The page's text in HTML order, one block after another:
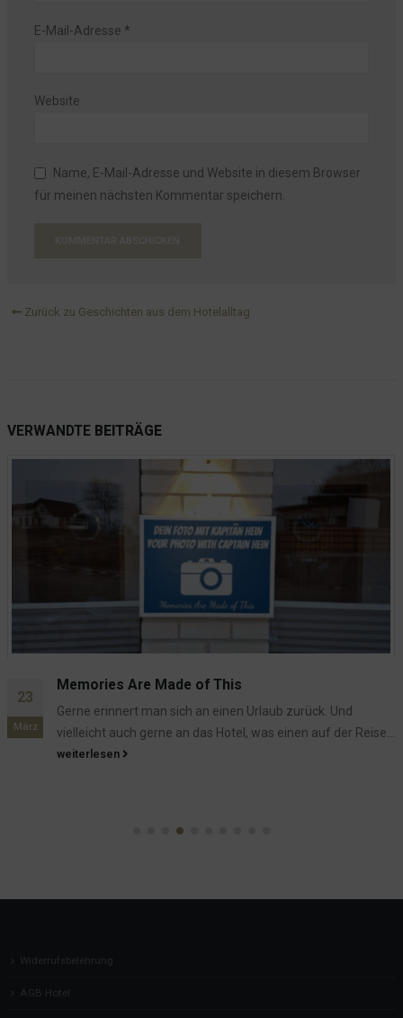
E-Mail-Adresse *
Website
Name, E-Mail-Adresse und Website in diesem Browser
für meinen nächsten Kommentar speichern.
Zurück zu Geschichten aus dem Hotelalltag
VERWANDTE BEITRÄGE
Urlaub zurück. Und
was einen auf der Reise...
Jan.
Das letzte Zimmer ist
geboren aus einer
Die Kammer des Schreckens
Widerrufsbelehrung
AGB Hotel